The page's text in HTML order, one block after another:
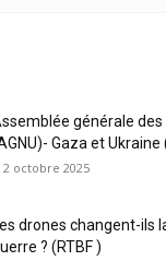
générale des
Gaza et
2 octobre 2025
drones changent-ils
? (RTBF )